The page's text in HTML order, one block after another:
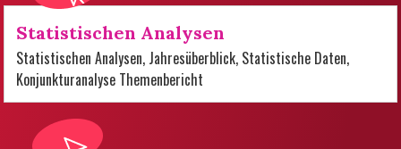
Statistischen Analysen
Statistischen Analysen, Jahresüberblick, Statistische Daten,
Konjunkturanalyse Themenbericht